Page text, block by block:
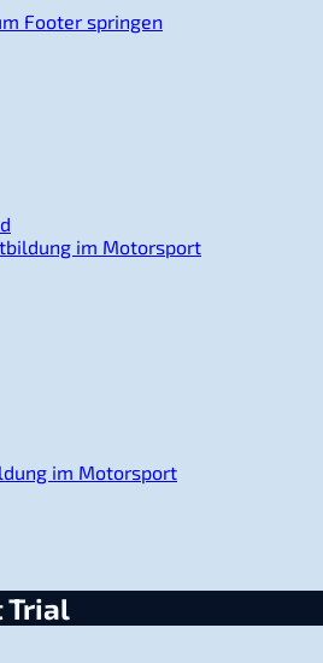
Footer springen
im Motorsport
im Motorsport
Trial